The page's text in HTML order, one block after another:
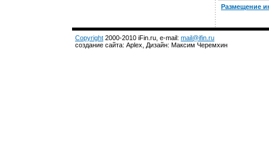
Размещение
Copyright 2000-2010 iFin.ru, e-mail: mail@ifin.ru
создание сайта: Aplex, Дизайн: Максим Черемхин